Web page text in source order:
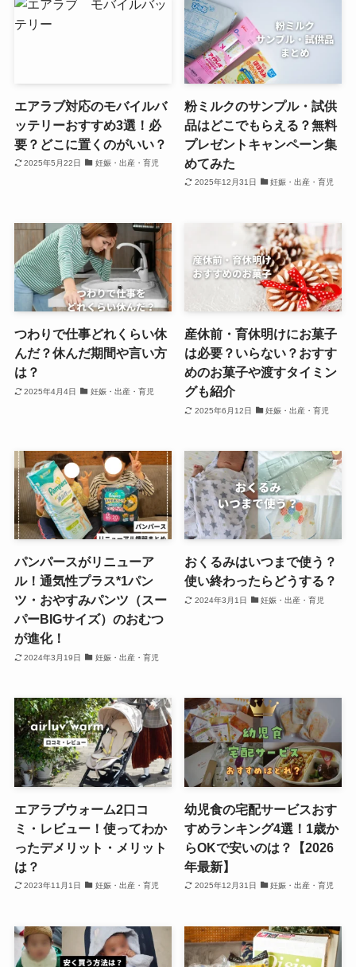
エアラブ対応のモバイルバ
ッテリーおすすめ3選！必
要？どこに置くのがいい？
2025年5月22日 妊娠・出産・育児
粉ミルクのサンプル・試供
品はどこでもらえる？無料
プレゼントキャンペーン集
めてみた
2025年12月31日 妊娠・出産・育児
つわりで仕事どれくらい休
んだ？休んだ期間や言い方
は？
2025年4月4日 妊娠・出産・育児
産休前・育休明けにお菓子
は必要？いらない？おすす
めのお菓子や渡すタイミン
グも紹介
2025年6月12日 妊娠・出産・育児
パンパースがリニューア
ル！通気性プラス*1パン
ツ・おやすみパンツ（スー
パーBIGサイズ）のおむつ
が進化！
2024年3月19日 妊娠・出産・育児
おくるみはいつまで使う？
使い終わったらどうする？
2024年3月1日 妊娠・出産・育児
エアラブウォーム2口コ
ミ・レビュー！使ってわか
ったデメリット・メリット
は？
2023年11月1日 妊娠・出産・育児
幼児食の宅配サービスおす
すめランキング4選！1歳か
らOKで安いのは？【2026
年最新】
2025年12月31日 妊娠・出産・育児